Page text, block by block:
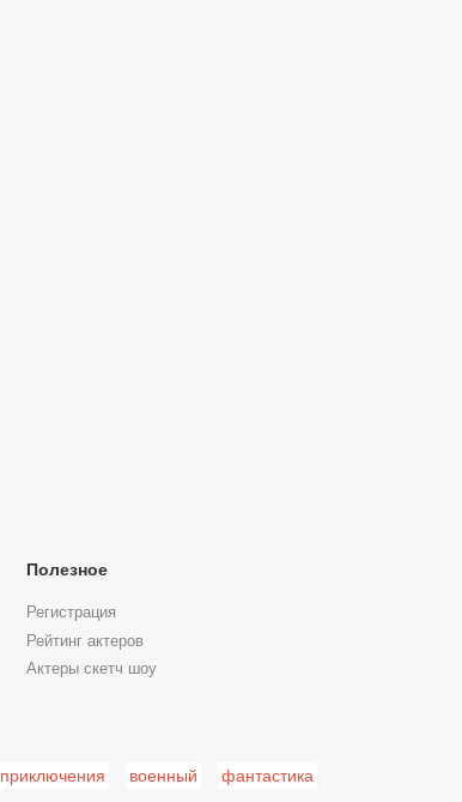
Полезное
Регистрация
Рейтинг актеров
Актеры скетч шоу
приключения военный фантастика